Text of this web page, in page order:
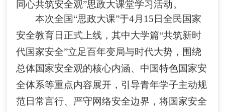
同心共筑安全观”思政大课堂学习活动。
本次全国“思政大课”于4月 15 日全民国家
安全教育日正式上线，其中大学篇“共筑新时
代国家安全”立足百年变局与时代大势，围绕
总体国家安全观的核心内涵、中国特色国家安
全体系等重点内容展开，引导青年学子主动规
范日常言行、严守网络安全边界 ，将国家安全